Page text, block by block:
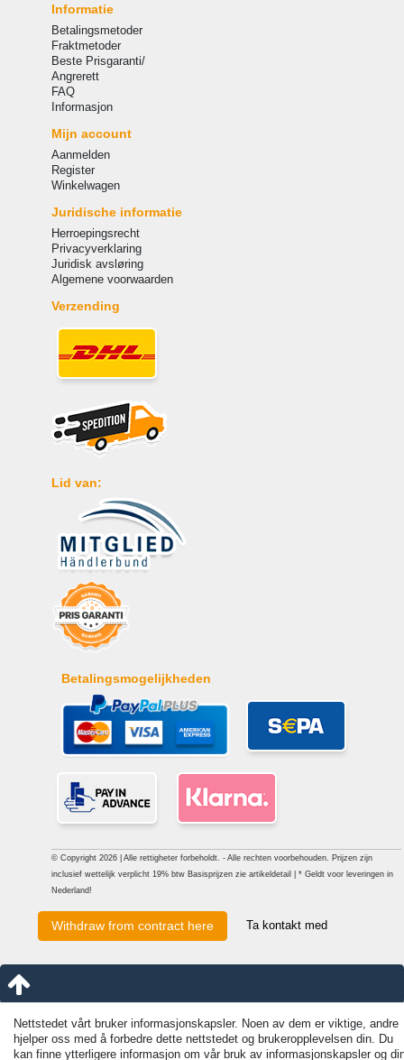
Informatie
Betalingsmetoder
Fraktmetoder
Beste Prisgaranti/
Angrerett
FAQ
Informasjon
Mijn account
Aanmelden
Register
Winkelwagen
Juridische informatie
Herroepingsrecht
Privacyverklaring
Juridisk avsløring
Algemene voorwaarden
Verzending
Lid van:
Betalingsmogelijkheden
© Copyright 2026 | Alle rettigheter forbeholdt. - Alle rechten voorbehouden. Prijzen zijn
inclusief wettelijk verplicht 19% btw Basisprijzen zie artikeldetail | * Geldt voor leveringen in
Nederland!
Withdraw from contract here Ta kontakt med
Nettstedet vårt bruker informasjonskapsler. Noen av dem er viktige, andre
hjelper oss med å forbedre dette nettstedet og brukeropplevelsen din. Du
kan finne ytterligere informasjon om vår bruk av informasjonskapsler og